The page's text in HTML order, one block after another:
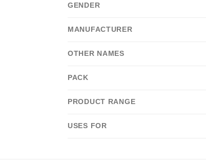
GENDER
MANUFACTURER
OTHER NAMES
PACK
PRODUCT RANGE
USES FOR